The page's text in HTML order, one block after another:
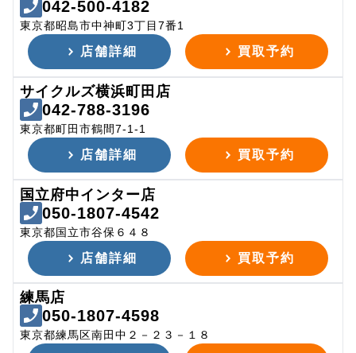
042-500-4182
東京都昭島市中神町3丁目7番1
店舗詳細 買取予約
サイクルズ横浜町田店
042-788-3196
東京都町田市鶴間7-1-1
店舗詳細 買取予約
国立府中インター店
050-1807-4542
東京都国立市谷保６４８
店舗詳細 買取予約
練馬店
050-1807-4598
東京都練馬区南田中２－２３－１８